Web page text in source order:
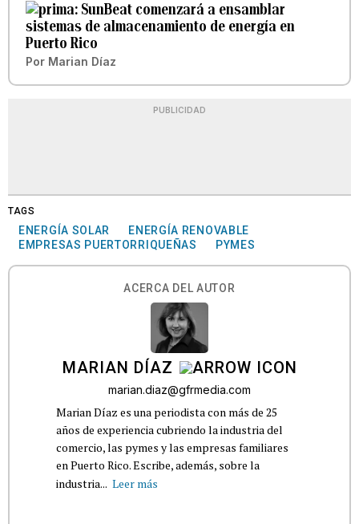
SunBeat comenzará a ensamblar
sistemas de almacenamiento de energía en
Puerto Rico
Por Marian Díaz
PUBLICIDAD
TAGS
ENERGÍA SOLAR
ENERGÍA RENOVABLE
EMPRESAS PUERTORRIQUEÑAS
PYMES
ACERCA DEL AUTOR
MARIAN DÍAZ
marian.diaz@gfrmedia.com
Marian Díaz es una periodista con más de 25
años de experiencia cubriendo la industria del
comercio, las pymes y las empresas familiares
en Puerto Rico. Escribe, además, sobre la
industria... Leer más